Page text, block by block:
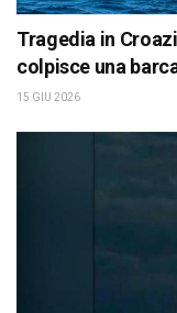
Tragedia in
colpisce una
15 GIU 2026